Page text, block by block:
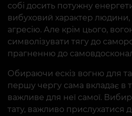
собі досить потужну
вибуховий характер людини,
агресію. Але крім цього,
символізувати тягу до
прагненню до
Обираючи ескіз вогню для
першу чергу сама вкладає в
важливе для неї самої.
тату, важливо прислухатися